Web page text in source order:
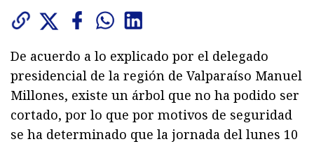
De acuerdo a lo explicado por el delegado
presidencial de la región de Valparaíso Manuel
Millones, existe un árbol que no ha podido ser
cortado, por lo que por motivos de seguridad
se ha determinado que la jornada del lunes 10